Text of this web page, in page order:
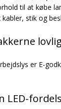
til at købe
stik og
er E-
LED-